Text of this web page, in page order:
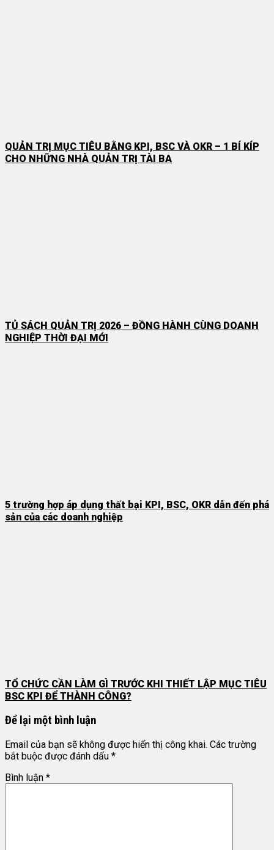
QUẢN TRỊ MỤC TIÊU BẰNG KPI, BSC VÀ OKR – 1 BÍ KÍP
CHO NHỮNG NHÀ QUẢN TRỊ TÀI BA
TỦ SÁCH QUẢN TRỊ 2026 – ĐỒNG HÀNH CÙNG DOANH
NGHIỆP THỜI ĐẠI MỚI
5 trường hợp áp dụng thất bại KPI, BSC, OKR dẫn đến phá
sản của các doanh nghiệp
TỔ CHỨC CẦN LÀM GÌ TRƯỚC KHI THIẾT LẬP MỤC TIÊU
BSC KPI ĐỂ THÀNH CÔNG?
Để lại một bình luận
Email của bạn sẽ không được hiển thị công khai. Các trường
bắt buộc được đánh dấu *
Bình luận *